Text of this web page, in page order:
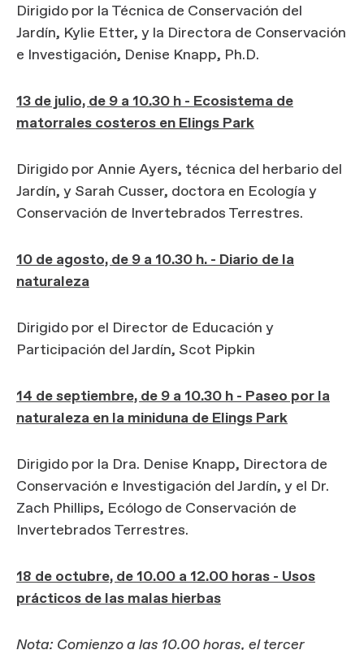
Dirigido por la Técnica de Conservación del
Jardín, Kylie Etter, y la Directora de Conservación
e Investigación, Denise Knapp, Ph.D.
13 de julio, de 9 a 10.30 h - Ecosistema de
matorrales costeros en Elings Park
Dirigido por Annie Ayers, técnica del herbario del
Jardín, y Sarah Cusser, doctora en Ecología y
Conservación de Invertebrados Terrestres.
10 de agosto, de 9 a 10.30 h. - Diario de la
naturaleza
Dirigido por el Director de Educación y
Participación del Jardín, Scot Pipkin
14 de septiembre, de 9 a 10.30 h - Paseo por la
naturaleza en la miniduna de Elings Park
Dirigido por la Dra. Denise Knapp, Directora de
Conservación e Investigación del Jardín, y el Dr.
Zach Phillips, Ecólogo de Conservación de
Invertebrados Terrestres.
18 de octubre, de 10.00 a 12.00 horas - Usos
prácticos de las malas hierbas
Nota: Comienzo a las 10.00 horas, el tercer